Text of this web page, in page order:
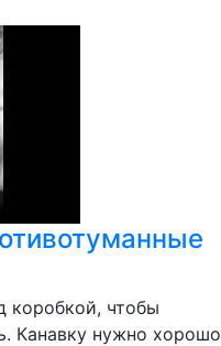
коробкой, чтобы
Канавку нужно хорошо